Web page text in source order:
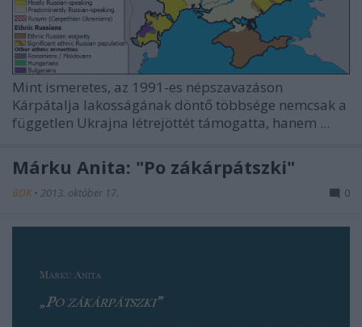
Mint ismeretes, az 1991-es népszavazáson
Kárpátalja lakosságának döntő többsége nemcsak a
független Ukrajna létrejöttét támogatta, hanem ...
Márku Anita: "Po zákárpátszki"
BDK • 2013. október 17. 0